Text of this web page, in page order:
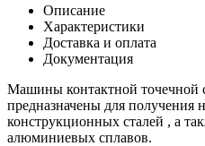
Описание
Характеристики
Доставка и оплата
Документация
Машины контактной точечной
предназначены для получения
конструкционных сталей , а
алюминиевых сплавов.